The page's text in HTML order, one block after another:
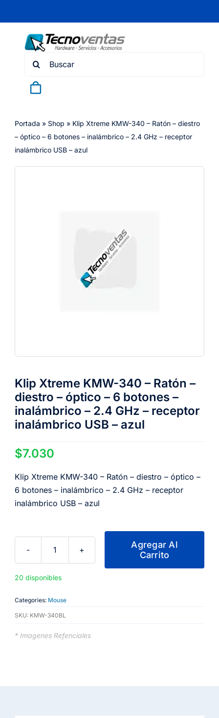
content
Search
Portada » Shop » Klip Xtreme KMW-340 – Ratón – diestro
– óptico – 6 botones – inalámbrico – 2.4 GHz – receptor
inalámbrico USB – azul
Klip Xtreme KMW-340 – Ratón –
diestro – óptico – 6 botones –
inalámbrico – 2.4 GHz – receptor
inalámbrico USB – azul
$7.030
Klip Xtreme KMW-340 – Ratón – diestro – óptico –
6 botones – inalámbrico – 2.4 GHz – receptor
inalámbrico USB – azul
Klip
KMW-
-
Agregar Al
Carrito
20 disponibles
Categories: Mouse
SKU: KMW-340BL
* Imagenes Refenciales